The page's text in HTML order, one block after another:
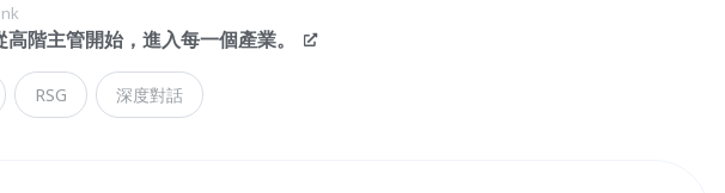
階主管開始，進入每一個產業。
RSG 深度對話